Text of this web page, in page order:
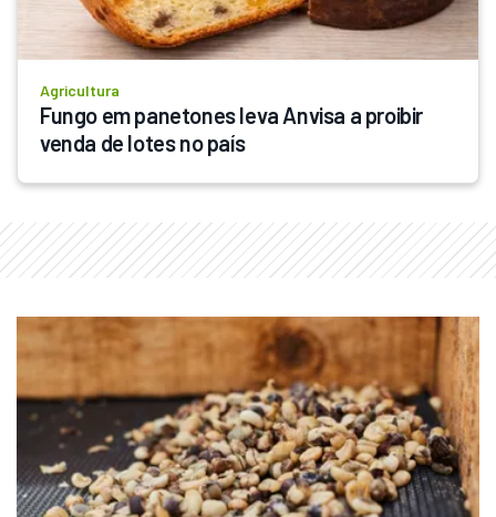
Agricultura
Fungo em panetones leva Anvisa a proibir
venda de lotes no país